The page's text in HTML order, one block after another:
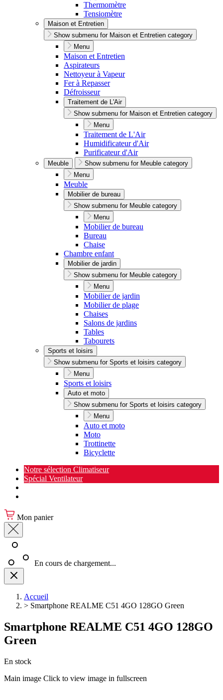
Thermomètre
Tensiomètre
Maison et Entretien
Show submenu for Maison et Entretien category
Menu
Maison et Entretien
Aspirateurs
Nettoyeur à Vapeur
Fer à Repasser
Défroisseur
Traitement de L'Air
Show submenu for Maison et Entretien category
Menu
Traitement de L'Air
Humidificateur d'Air
Purificateur d'Air
Meuble
Show submenu for Meuble category
Menu
Meuble
Mobilier de bureau
Show submenu for Meuble category
Menu
Mobilier de bureau
Bureau
Chaise
Chambre enfant
Mobilier de jardin
Show submenu for Meuble category
Menu
Mobilier de jardin
Mobilier de plage
Chaises
Salons de jardins
Tables
Tabourets
Sports et loisirs
Show submenu for Sports et loisirs category
Menu
Sports et loisirs
Auto et moto
Show submenu for Sports et loisirs category
Menu
Auto et moto
Moto
Trottinette
Bicyclette
Notre sélection Climatiseur
Spécial Ventilateur
Mon panier
En cours de chargement...
Accueil
> Smartphone REALME C51 4GO 128GO Green
Smartphone REALME C51 4GO 128GO
Green
En stock
Main image Click to view image in fullscreen